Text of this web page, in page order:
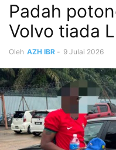
Padah
Volvo tiada
Oleh AZH IBR - 9 Julai 2026